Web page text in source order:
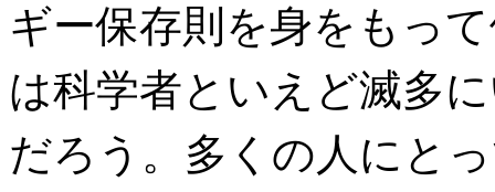
ギー保存則を身をもっ
は科学者といえど滅多
だろう。多くの人にと